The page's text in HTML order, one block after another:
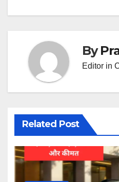
By
Editor in
Related Post